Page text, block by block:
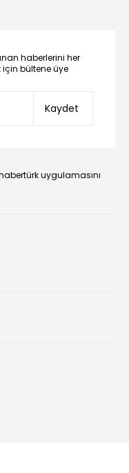
haberlerini her
bültene üye
Kaydet
uygulamasını